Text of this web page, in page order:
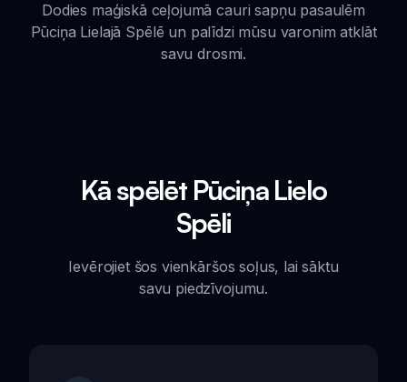
Dodies maģiskā ceļojumā cauri sapņu pasaulēm
Pūciņa Lielajā Spēlē un palīdzi mūsu varonim atklāt
savu drosmi.
Kā spēlēt Pūciņa Lielo
Spēli
Ievērojiet šos vienkāršos soļus, lai sāktu
savu piedzīvojumu.